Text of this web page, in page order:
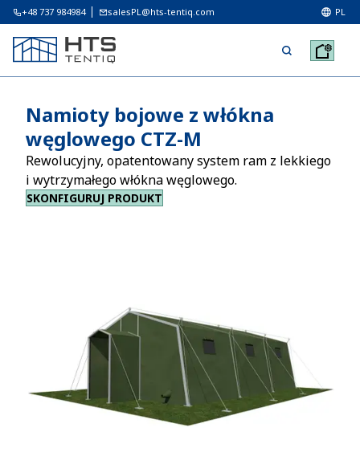
+48 737 984984 salesPL@hts-tentiq.com PL
Namioty bojowe z włókna
węglowego CTZ-M
Rewolucyjny, opatentowany system ram z lekkiego
i wytrzymałego włókna węglowego.
SKONFIGURUJ PRODUKT